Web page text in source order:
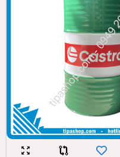
Thêm vào giỏ